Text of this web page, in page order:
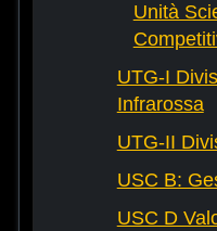
Unità
UTG-I
Infrarossa
UTG-II
USC B:
USC D